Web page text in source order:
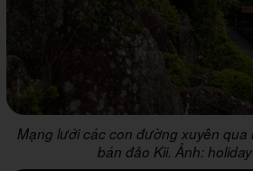
Mạng lưới các con đường xuyên
bán đảo Kii. Ảnh: